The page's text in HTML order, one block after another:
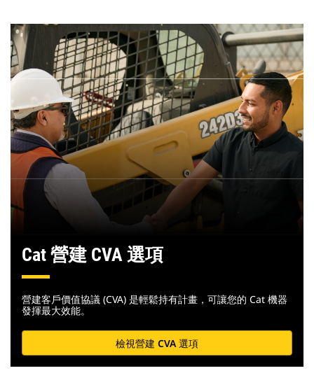
Cat 營建 CVA 選項
營建客戶價值協議 (CVA) 是輕鬆持有計畫，可讓您的 Cat 機器
發揮最大效能。
檢視營建 CVA 選項